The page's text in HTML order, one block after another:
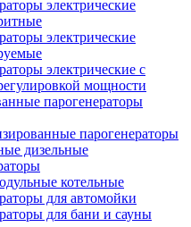
электрические
электрические
электрические с
мощности
парогенераторы
парогенераторы
дизельные
котельные
для автомойки
для бани и сауны